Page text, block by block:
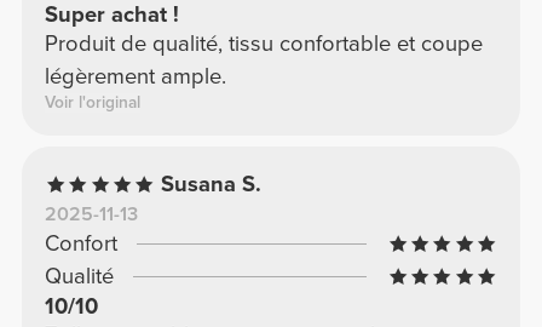
Super achat !
Produit de qualité, tissu confortable et coupe
légèrement ample.
Voir l'original
Susana S.
2025-11-13
Confort
Qualité
10/10